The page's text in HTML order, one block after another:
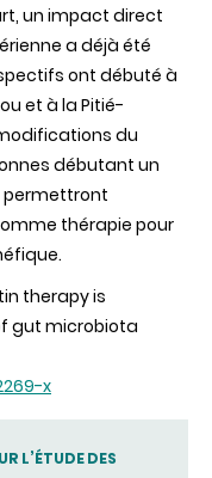
un impact direct
a déjà été
ont débuté à
et à la Pitié-
du
débutant un
permettront
thérapie pour
therapy is
gut microbiota
x
L’ÉTUDE DES